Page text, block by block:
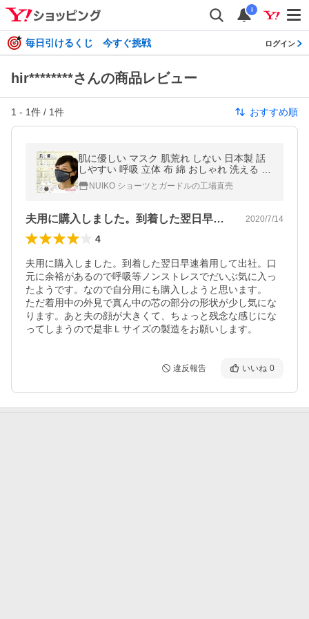
i
毎日引けるくじ 今すぐ挑戦 ログイン
hir********さんの商品レビュー
1 - 1件 / 1件 おすすめ順
肌に優しい マスク 肌荒れ しない 日本製 話
しやすい 呼吸 立体 布 綿 おしゃれ 洗える 吸
水速乾 UVカット ピーチテックオフィストー
ク 小林縫製
NUIKO ショーツとガードルの工場直売
夫用に購入しました。到着した翌日早速着… 2020/7/14
4
夫用に購入しました。到着した翌日早速着用して出社。口
元に余裕があるので呼吸等ノンストレスでだいぶ気に入っ
たようです。なので自分用にも購入しようと思います。
ただ着用中の外見で真ん中の芯の部分の形状が少し気にな
ります。あと夫の顔が大きくて、ちょっと残念な感じにな
ってしまうので是非Ｌサイズの製造をお願いします。
違反報告 いいね 0